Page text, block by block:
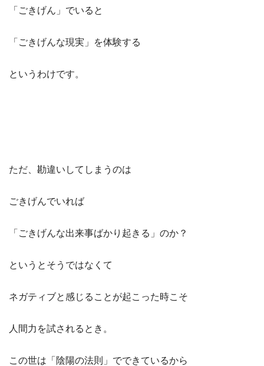
「ごきげん」でいると
「ごきげんな現実」を体験する
というわけです。
ただ、勘違いしてしまうのは
ごきげんでいれば
「ごきげんな出来事ばかり起きる」のか？
というとそうではなくて
ネガティブと感じることが起こった時こそ
人間力を試されるとき。
この世は「陰陽の法則」でできているから